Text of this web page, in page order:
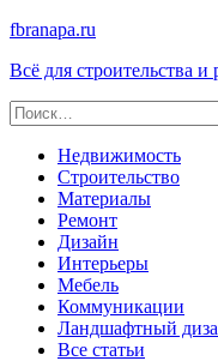
fbranapa.ru
Всё для строительства и
Найти:
Недвижимость
Строительство
Материалы
Ремонт
Дизайн
Интерьеры
Мебель
Коммуникации
Ландшафтный
Все статьи